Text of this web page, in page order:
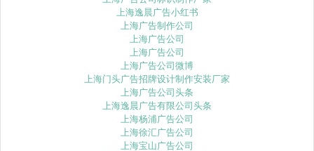
上海逸晨广告小红书
上海广告制作公司
上海广告公司
上海广告公司
上海广告公司微博
上海门头广告招牌设计制作安装厂家
上海广告公司头条
上海逸晨广告有限公司头条
上海杨浦广告公司
上海徐汇广告公司
上海宝山广告公司